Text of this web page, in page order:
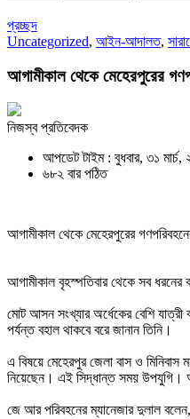
প্রচ্ছদ
Uncategorized, আইন-আদালত,
আগামীকাল থেকে মেহেরপুরের
নিজস্ব প্রতিবেদক
আপডেট টাইম : বুধবার, ৩১ মার্চ,
৬৮২ বার পঠিত
আগামীকাল থেকে মেহেরপুরের
আগামীকাল বৃহস্পতিবার থেকে সব ধরনের
মোট আসন সংখ্যার অর্ধেকের বেশি যাত্রী
পর্যন্ত বহাল থাকবে বরে জানান তিনি।
এ বিষয়ে মেহেরপুর জেলা বাস ও মিনিবাস
নিয়েছেন। এই ‍সিদ্ধান্ত সময় উপযুগি।
জে আর পরিবহনের ম্যানেজার দুলাল